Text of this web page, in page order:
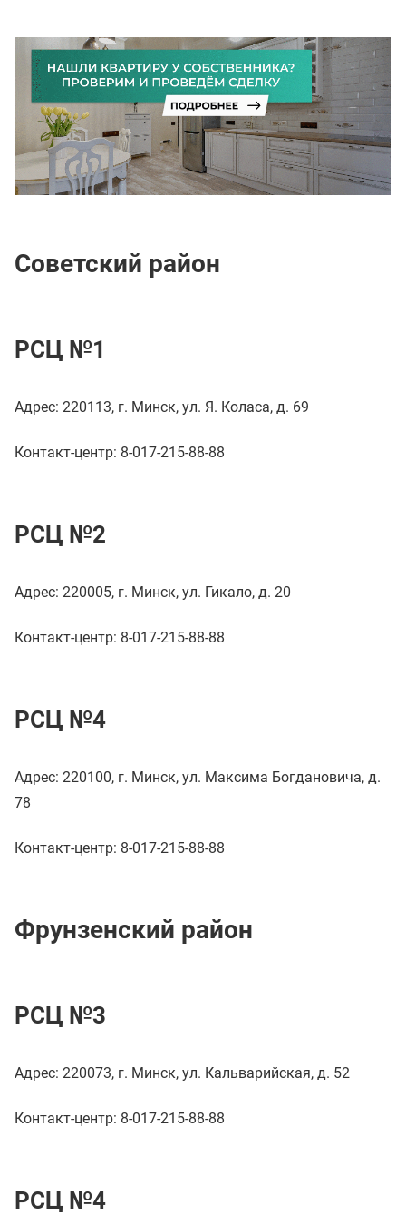
Советский район
РСЦ №1
Адрес: 220113, г. Минск, ул. Я. Коласа, д. 69
Контакт-центр: 8-017-215-88-88
РСЦ №2
Адрес: 220005, г. Минск, ул. Гикало, д. 20
Контакт-центр: 8-017-215-88-88
РСЦ №4
Адрес: 220100, г. Минск, ул. Максима Богдановича, д.
78
Контакт-центр: 8-017-215-88-88
Фрунзенский район
РСЦ №3
Адрес: 220073, г. Минск, ул. Кальварийская, д. 52
Контакт-центр: 8-017-215-88-88
РСЦ №4